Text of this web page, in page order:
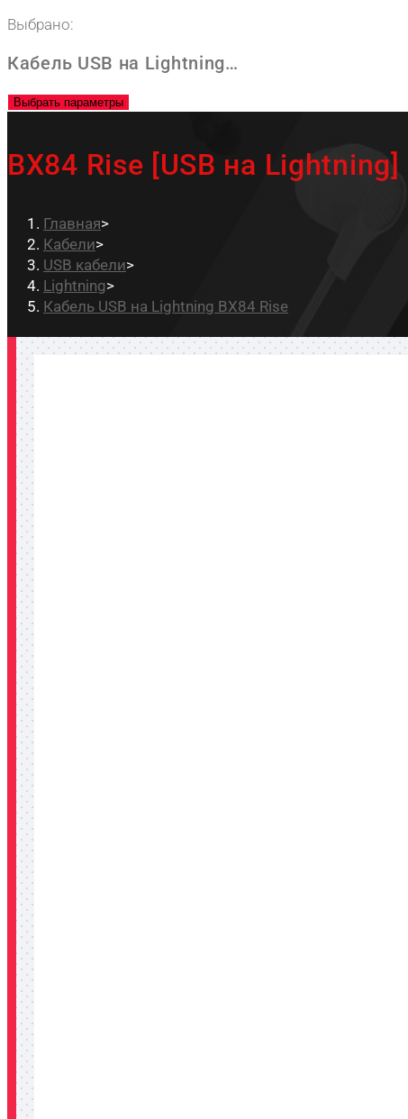
Выбрано:
Кабель USB на Lightning…
Выбрать параметры
BX84 Rise [USB на Lightning]
Главная>
Кабели>
USB кабели>
Lightning>
Кабель USB на Lightning BX84 Rise